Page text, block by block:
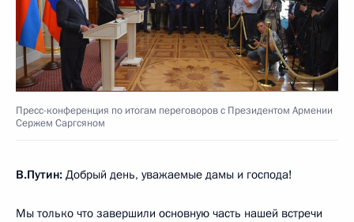
Пресс-конференция по итогам переговоров с Президентом Армении
Сержем Саргсяном
В.Путин: Добрый день, уважаемые дамы и господа!
Мы только что завершили основную часть нашей встречи